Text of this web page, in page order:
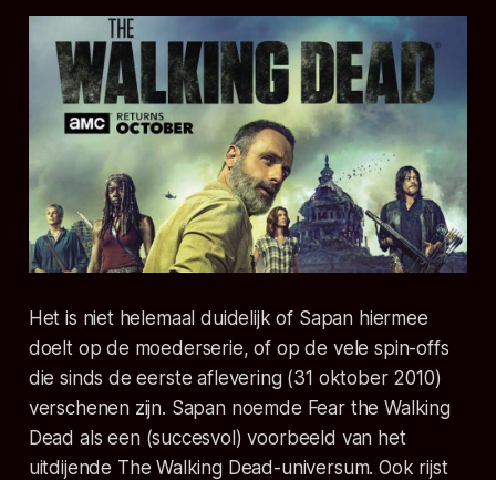
Het is niet helemaal duidelijk of Sapan hiermee
doelt op de moederserie, of op de velespin-offs
die sinds de eerste aflevering (31 oktober 2010)
verschenen zijn. Sapan noemde Fear the Walking
Dead als een (succesvol) voorbeeld van het
uitdijende The Walking Dead-universum. Ook rijst